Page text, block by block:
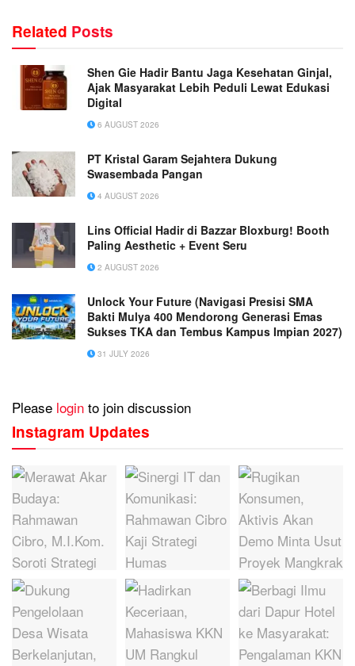
Related Posts
Shen Gie Hadir Bantu Jaga Kesehatan Ginjal,
Ajak Masyarakat Lebih Peduli Lewat Edukasi
Digital
6 AUGUST 2026
PT Kristal Garam Sejahtera Dukung
Swasembada Pangan
4 AUGUST 2026
Lins Official Hadir di Bazzar Bloxburg! Booth
Paling Aesthetic + Event Seru
2 AUGUST 2026
Unlock Your Future (Navigasi Presisi SMA
Bakti Mulya 400 Mendorong Generasi Emas
Sukses TKA dan Tembus Kampus Impian 2027)
31 JULY 2026
Please login to join discussion
Instagram Updates